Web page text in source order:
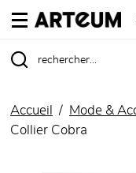
ARTEUM, la
Accueil Mode &
Collier Cobra